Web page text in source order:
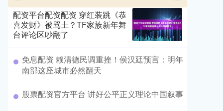
配资平台配资配资 穿红装跳《恭
喜发财》被骂土？TF家族新年舞
台评论区吵翻了
​免息配资 赖清德民调重挫！侯汉廷预言：明年
南部这座城市必然翻天
​股票配资官方平台 讲好公平正义理论中国叙事